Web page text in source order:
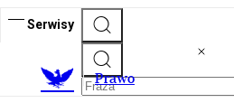
Serwisy
Prawo